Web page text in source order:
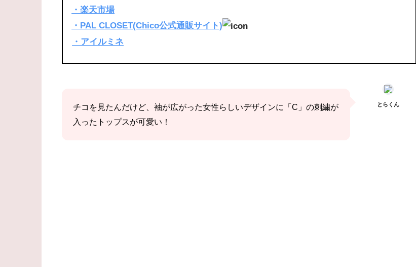
・楽天市場
・PAL CLOSET(Chico公式通販サイト)
・アイルミネ
チコを見たんだけど、袖が広がった女性らしいデザインに「C」の刺繍が
入ったトップスが可愛い！
とらくん